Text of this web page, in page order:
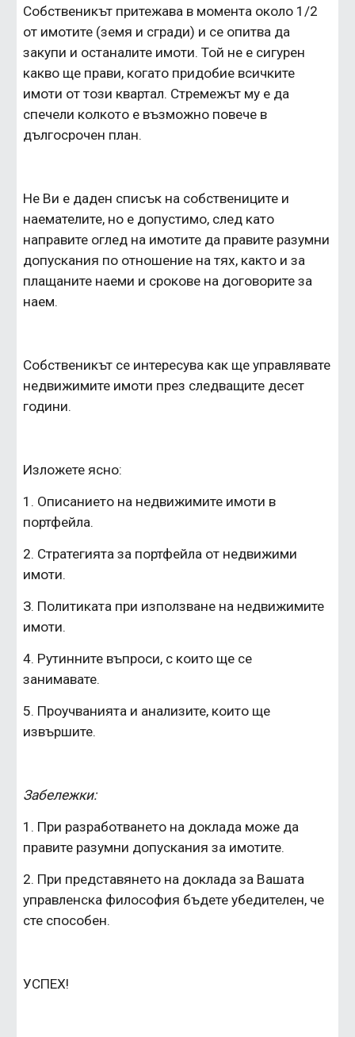
Собственикът притежава в момента около 1/2
от имотите (земя и сгради) и се опитва да
закупи и останалите имоти. Той не е сигурен
какво ще прави, когато придобие всичките
имоти от този квартал. Стремежът му е да
спечели колкото е възможно повече в
дългосрочен план.
Не Ви е даден списък на собствениците и
наемателите, но е допустимо, след като
направите оглед на имотите да правите разумни
допускания по отношение на тях, както и за
плащаните наеми и срокове на договорите за
наем.
Собственикът се интересува как ще управлявате
недвижимите имоти през следващите десет
години.
Изложете ясно:
1. Описанието на недвижимите имоти в
портфейла.
2. Стратегията за портфейла от недвижими
имоти.
З. Политиката при използване на недвижимите
имоти.
4. Рутинните въпроси, с които ще се
занимавате.
5. Проучванията и анализите, които ще
извършите.
Забележки:
1. При разработването на доклада може да
правите разумни допускания за имотите.
2. При представянето на доклада за Вашата
управленска философия бъдете убедителен, че
сте способен.
УСПЕХ!